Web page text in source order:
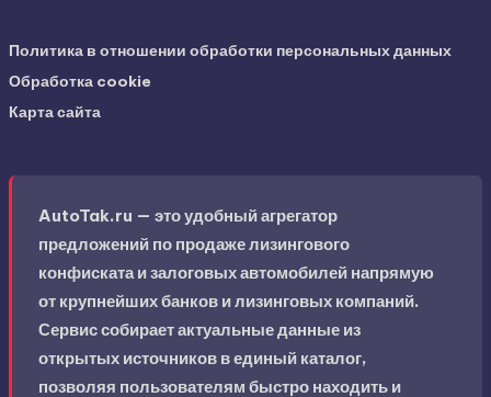
Политика в отношении обработки персональных данных
Обработка cookie
Карта сайта
AutoTak.ru — это удобный агрегатор
предложений по продаже лизингового
конфиската и залоговых автомобилей напрямую
от крупнейших банков и лизинговых компаний.
Сервис собирает актуальные данные из
открытых источников в единый каталог,
позволяя пользователям быстро находить и